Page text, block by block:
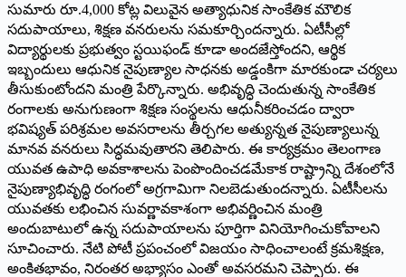
సుమారు రూ.4,000 కోట్ల విలువైన అత్యాధునిక సాంకేతిక మౌలిక
సదుపాయాలు, శిక్షణ వనరులను సమకూర్చిందన్నారు. ఏటీసీల్లో
విద్యార్థులకు ప్రభుత్వం స్టయిఫండ్ కూడా అందజేస్తోందని, ఆర్థిక
ఇబ్బందులు ఆధునిక నైపుణ్యాల సాధనకు అడ్డంకిగా మారకుండా చర్యలు
తీసుకుంటోందని మంత్రి పేర్కొన్నారు. అభివృద్ధి చెందుతున్న సాంకేతిక
రంగాలకు అనుగుణంగా శిక్షణ సంస్థలను ఆధునీకరించడం ద్వారా
భవిష్యత్ పరిశ్రమల అవసరాలను తీర్చగల అత్యున్నత నైపుణ్యాలున్న
మానవ వనరులు సిద్ధమవుతారని తెలిపారు. ఈ కార్యక్రమం తెలంగాణ
యువత ఉపాధి అవకాశాలను పెంపొందించడమేకాక రాష్ట్రాన్ని దేశంలోనే
నైపుణ్యాభివృద్ధి రంగంలో అగ్రగామిగా నిలబెడుతుందన్నారు. ఏటీసీలను
యువతకు లభించిన సువర్ణావకాశంగా అభివర్ణించిన మంత్రి
అందుబాటులో ఉన్న సదుపాయాలను పూర్తిగా వినియోగించుకోవాలని
సూచించారు. నేటి పోటీ ప్రపంచంలో విజయం సాధించాలంటే క్రమశిక్షణ,
అంకితభావం, నిరంతర అభ్యాసం ఎంతో అవసరమని చెప్పారు. ఈ